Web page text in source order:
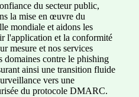
du secteur public,
la mise en œuvre du
mondiale et aidons les
l'application et la conformité
mesure et nos services
domaines contre le phishing
ainsi une transition fluide
vers une
du protocole DMARC.